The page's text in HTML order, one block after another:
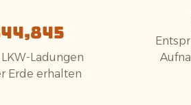
Ladungen
Erde erhalten